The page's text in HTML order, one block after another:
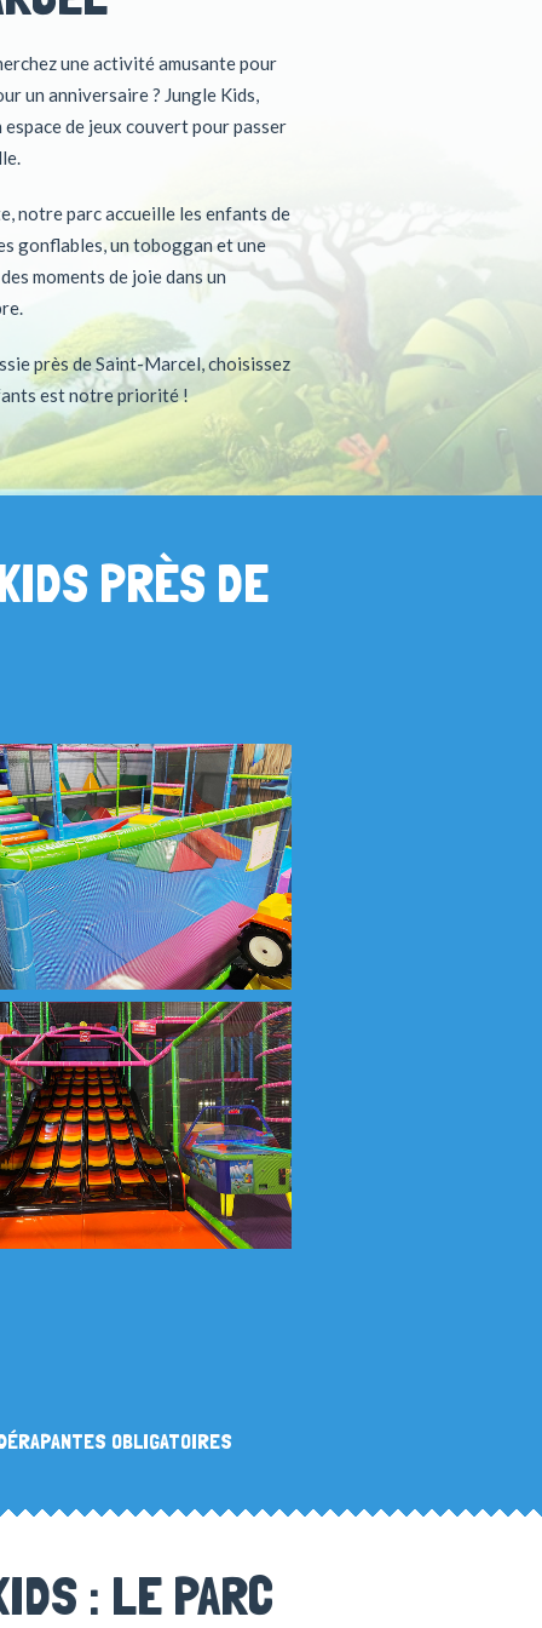
une activité amusante pour
un anniversaire ? Jungle Kids,
de jeux couvert pour passer
notre parc accueille les enfants de
gonflables, un toboggan et une
moments de joie dans un
près de Saint-Marcel, choisissez
est notre priorité !
PRÈS DE
OBLIGATOIRES
: LE PARC